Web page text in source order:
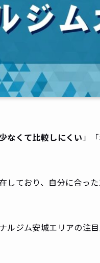
なくて比較しにくい」
しており、自分に合っ
ルジム安城エリアの注